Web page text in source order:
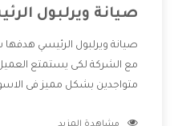
صيانة ويرلبول
صيانة ويرلبول الرئيسي
مع الشركة لكى يستمتع
متواجدين بشكل مميز فى